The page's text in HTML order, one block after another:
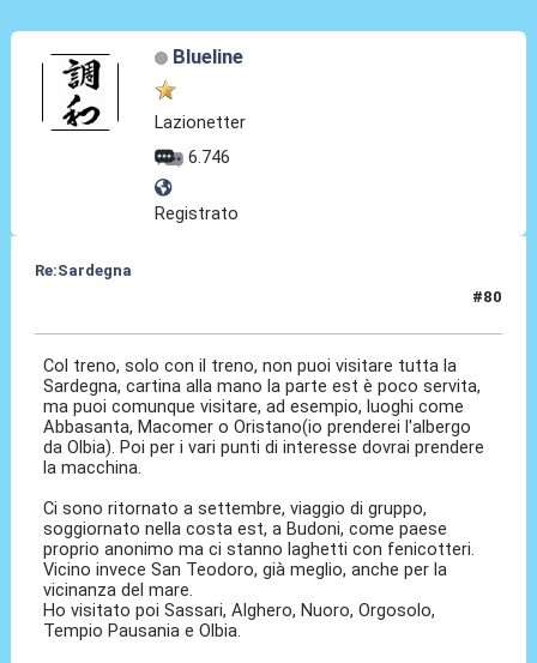
Blueline
Lazionetter
6.746
Registrato
Re:Sardegna
#80
Col treno, solo con il treno, non puoi visitare tutta la
Sardegna, cartina alla mano la parte est è poco servita,
ma puoi comunque visitare, ad esempio, luoghi come
Abbasanta, Macomer o Oristano(io prenderei l'albergo
da Olbia). Poi per i vari punti di interesse dovrai prendere
la macchina.
Ci sono ritornato a settembre, viaggio di gruppo,
soggiornato nella costa est, a Budoni, come paese
proprio anonimo ma ci stanno laghetti con fenicotteri.
Vicino invece San Teodoro, già meglio, anche per la
vicinanza del mare.
Ho visitato poi Sassari, Alghero, Nuoro, Orgosolo,
Tempio Pausania e Olbia.